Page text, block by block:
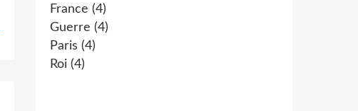
France (4)
Guerre (4)
Paris (4)
Roi (4)